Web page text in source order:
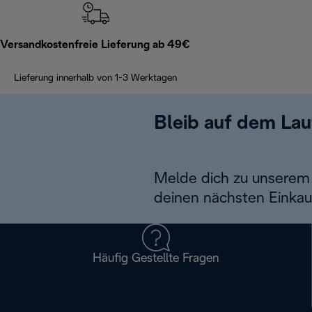
Versandkostenfreie Lieferung ab 49€
Lieferung innerhalb von 1-3 Werktagen
Bleib auf dem
Melde dich zu
deinen nächsten
Häufig Gestellte Fragen